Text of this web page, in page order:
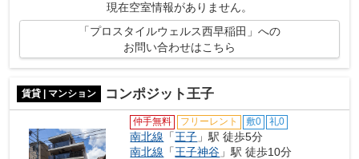
現在空室情報がありません。
「プロスタイルウェルス西早稲田」への
お問い合わせはこちら
賃貸 | マンション コンポジット王子
仲手無料 フリーレント 敷0 礼0
南北線 「王子 」駅 徒歩5分
南北線 「王子神谷 」駅 徒歩10分